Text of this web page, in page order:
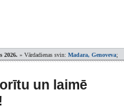
2026. » Vārdadienas svin: Madara, Genoveva;
un laimē